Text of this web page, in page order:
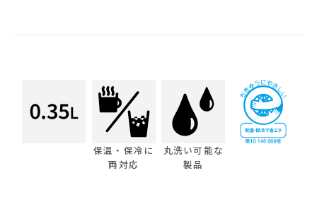
保温・保冷に
両対応
丸洗い可能な
製品